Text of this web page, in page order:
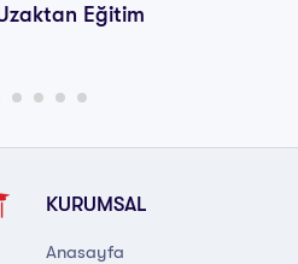
Eğitim
KURUMSAL
Anasayfa